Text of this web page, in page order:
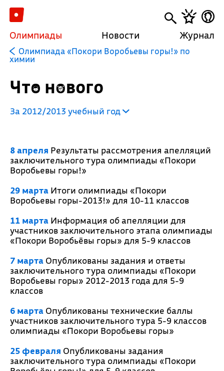
Олимпиады Новости Журнал
Олимпиада «Покори Воробьевы горы!» по
химии
Что нового
За 2012/2013 учебный год
8 апреля Результаты рассмотрения апелляций
заключительного тура олимпиады «Покори
Воробьевы горы!»
29 мартаИтоги олимпиады «Покори
Воробьевы горы-2013!» для 10-11 классов
11 мартаИнформация об апелляции для
участников заключительного этапа олимпиады
«Покори Воробьёвы горы» для 5-9 классов
7 мартаОпубликованы задания и ответы
заключительного тура олимпиады «Покори
Воробьевы горы» 2012-2013 года для 5-9
классов
6 мартаОпубликованы технические баллы
участников заключительного тура 5-9 классов
олимпиады «Покори Воробьевы горы»
25 февраля Опубликованы задания
заключительного тура олимпиады «Покори